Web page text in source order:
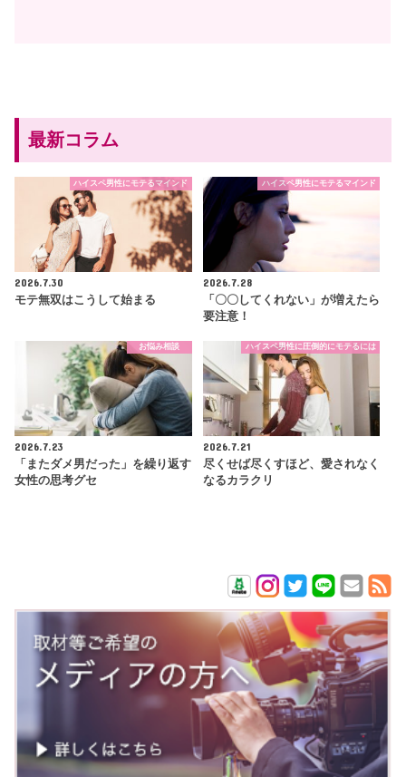
最新コラム
ハイスペ男性にモテるマインド
2026.7.30
モテ無双はこうして始まる
ハイスペ男性にモテるマインド
2026.7.28
「〇〇してくれない」が増えたら
要注意！
お悩み相談
2026.7.23
「またダメ男だった」を繰り返す
女性の思考グセ
ハイスペ男性に圧倒的にモテるには
2026.7.21
尽くせば尽くすほど、愛されなく
なるカラクリ